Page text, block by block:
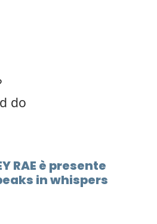
do
RAE è presente
in whispers